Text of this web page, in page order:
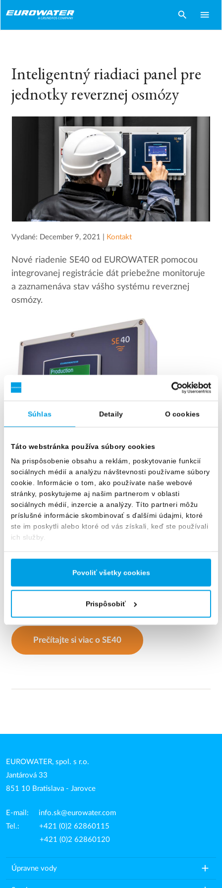
Súhlas Detaily O cookies
Táto webstránka používa súbory cookies
Na prispôsobenie obsahu a reklám, poskytovanie funkcií
sociálnych médií a analýzu návštevnosti používame súbory
cookie. Informácie o tom, ako používate naše webové
stránky, poskytujeme aj našim partnerom v oblasti
sociálnych médií, inzercie a analýzy. Títo partneri môžu
príslušné informácie skombinovať s ďalšími údajmi, ktoré
ste im poskytli alebo ktoré od vás získali, keď ste používali
ich služby.
Povoliť všetky cookies
Prispôsobiť
search menu
Inteligentný riadiaci panel pre
jednotky reverznej osmózy
Vydané: December 9, 2021 | Kontakt
Nové riadenie SE40 od EUROWATER pomocou
integrovanej registrácie dát priebežne monitoruje
a zaznamenáva stav vášho systému reverznej
osmózy.
Pomocou riadenia SE40 je možné v reálnom čase
zbierať vybrané parametre procesu, ako je vodivosť,
prietok a tlak. Údaje sú prezentované
prostredníctvom grafiky a grafov na intuitívnej
farebnej dotykovej obrazovke.
Riadenie SE40 je navrhnuté a vyvinuté
automatizačnými inžiniermi spoločnosti
Prečítajte si viac o SE40
EUROWATER, spol. s r.o.
Jantárová 33
851 10 Bratislava - Jarovce
E-mail: info.sk@eurowater.com
Tel.: +421 (0)2 62860115
+421 (0)2 62860120
Úpravne vody add